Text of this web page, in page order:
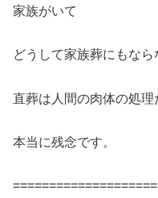
家族がいて
どうして家族葬にもなら
直葬は人間の肉体の処理
本当に残念です。